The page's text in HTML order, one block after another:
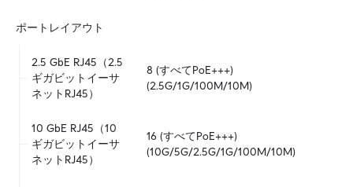
ポートレイアウト
2.5 GbE RJ45（2.5
ギガビットイーサ
ネットRJ45）
8 (すべてPoE+++)
(2.5G/1G/100M/10M)
10 GbE RJ45（10
ギガビットイーサ
ネットRJ45）
16 (すべてPoE+++)
(10G/5G/2.5G/1G/100M/10M)